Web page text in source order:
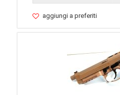
aggiungi a preferiti